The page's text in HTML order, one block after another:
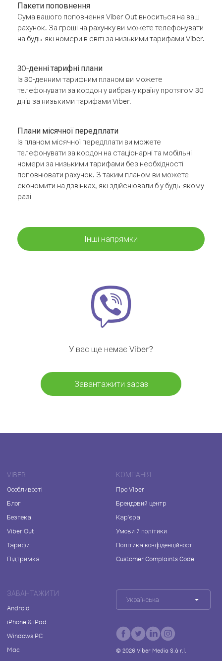
Пакети поповнення
Сума вашого поповнення Viber Out вноситься на ваш
рахунок. За гроші на рахунку ви можете телефонувати
на будь-які номери в світі за низькими тарифами Viber.
30-денні тарифні плани
Із 30-денним тарифним планом ви можете
телефонувати за кордон у вибрану країну протягом 30
днів за низькими тарифами Viber.
Плани місячної передплати
Із планом місячної передплати ви можете
телефонувати за кордон на стаціонарні та мобільні
номери за низькими тарифами без необхідності
поповнювати рахунок. З таким планом ви можете
економити на дзвінках, які здійснювали б у будь-якому
разі
Інші напрямки
У вас ще немає Viber?
Завантажити зараз
VIBER
Особливості
Блог
Безпека
Viber Out
Тарифи
Підтримка
КОМПАНІЯ
Про Viber
Брендовий центр
Кар'єра
Умови й політики
Політика конфіденційності
Customer Complaints Code
ЗАВАНТАЖИТИ
Android
iPhone & iPad
Windows PC
Mac
Українська
© 2026Viber Media S.à r.l.